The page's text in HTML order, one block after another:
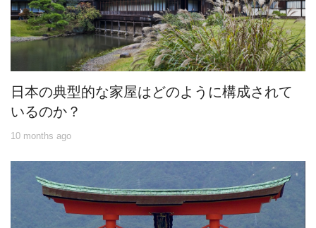
日本の典型的な家屋はどのように構成されて
いるのか？
10 months ago